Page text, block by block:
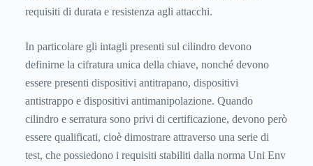
requisiti di durata e resistenza agli attacchi.
In particolare gli intagli presenti sul cilindro devono
definirne la cifratura unica della chiave, nonché devono
essere presenti dispositivi antitrapano, dispositivi
antistrappo e dispositivi antimanipolazione. Quando
cilindro e serratura sono privi di certificazione, devono però
essere qualificati, cioè dimostrare attraverso una serie di
test, che possiedono i requisiti stabiliti dalla norma Uni Env